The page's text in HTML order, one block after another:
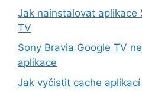
Jak nainstalovat aplikace
TV
Sony Bravia Google TV
aplikace
Jak vyčistit cache